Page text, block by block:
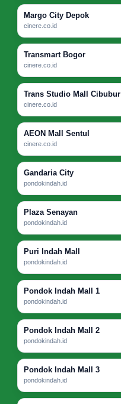
Margo City Depok
cinere.co.id
Transmart Bogor
cinere.co.id
Trans Studio Mall Cibubur
cinere.co.id
AEON Mall Sentul
cinere.co.id
Gandaria City
pondokindah.id
Plaza Senayan
pondokindah.id
Puri Indah Mall
pondokindah.id
Pondok Indah Mall 1
pondokindah.id
Pondok Indah Mall 2
pondokindah.id
Pondok Indah Mall 3
pondokindah.id